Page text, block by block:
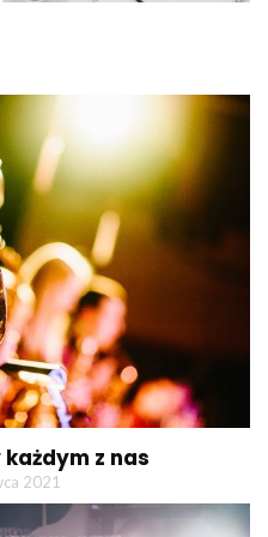
z nas
2021